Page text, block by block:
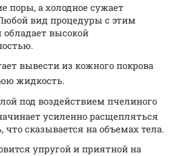
поры, а холодное сужает
вид процедуры с этим
обладает высокой
вывести из кожного покрова
жидкость.
под воздействием пчелиного
усиленно расщепляться
что сказывается на объемах тела.
упругой и приятной на